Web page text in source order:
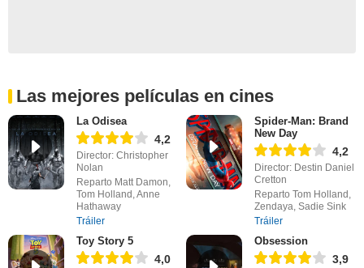
Las mejores películas en cines
La Odisea
4,2
Director: Christopher
Nolan
Reparto Matt Damon,
Tom Holland, Anne
Hathaway
Tráiler
Spider-Man: Brand
New Day
4,2
Director: Destin Daniel
Cretton
Reparto Tom Holland,
Zendaya, Sadie Sink
Tráiler
Toy Story 5
4,0
Obsession
3,9